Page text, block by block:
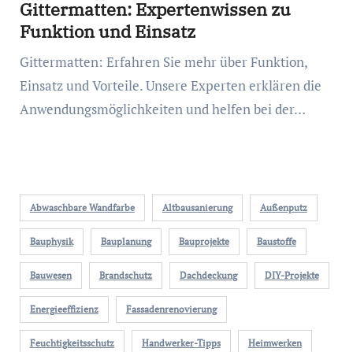
Gittermatten: Expertenwissen zu
Funktion und Einsatz
Gittermatten: Erfahren Sie mehr über Funktion,
Einsatz und Vorteile. Unsere Experten erklären die
Anwendungsmöglichkeiten und helfen bei der…
Abwaschbare Wandfarbe Altbausanierung Außenputz
Bauphysik Bauplanung Bauprojekte Baustoffe
Bauwesen Brandschutz Dachdeckung DIY-Projekte
Energieeffizienz Fassadenrenovierung
Feuchtigkeitsschutz Handwerker-Tipps Heimwerken